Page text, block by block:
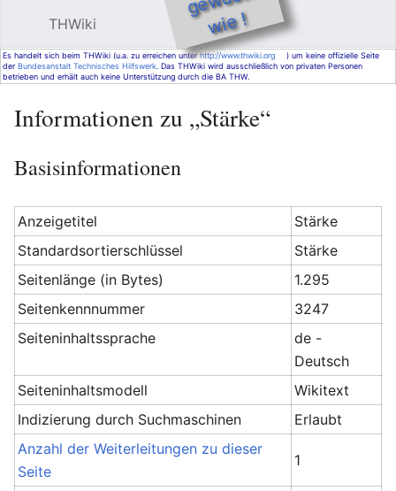
THWiki e !
Es handelt sich beim THWiki (u.a. zu erreichen unterhttp://www.thwiki.org
) um keine offizielle Seite
derBundesanstalt Technisches Hilfswerk. Das THWiki wird ausschließlich von privaten Personen
betrieben und erhält auch keine Unterstützung durch die BA THW.
Informationen zu „Stärke“
Basisinformationen
Anzeigetitel
Stärke
Standardsortierschlüssel
Stärke
Seitenlänge (in Bytes)
1.295
Seitenkennnummer
3247
Seiteninhaltssprache
de -
Deutsch
Seiteninhaltsmodell
Wikitext
Indizierung durch Suchmaschinen
Erlaubt
Anzahl der Weiterleitungen zu dieser
Seite
1